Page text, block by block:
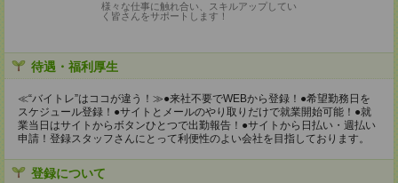
様々な仕事に触れ合い、スキルアップしてい
く皆さんをサポートします！
待遇・福利厚生
≪“バイトレ”はココが違う！≫●来社不要でWEBから登録！●希望勤務日を
スケジュール登録！●サイトとメールのやり取りだけで就業開始可能！●就
業当日はサイトからボタンひとつで出勤報告！●サイトから日払い・週払い
申請！登録スタッフさんにとって利便性のよい会社を目指しております。
登録について